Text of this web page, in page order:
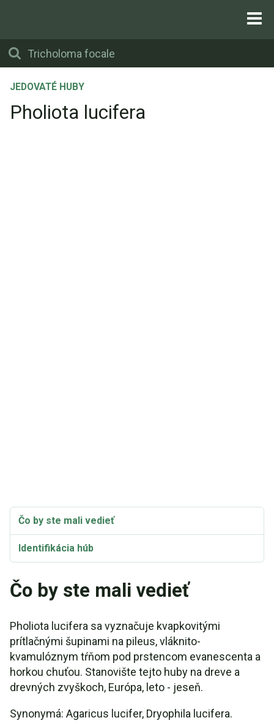
JEDOVATÉ HUBY
Pholiota lucifera
Čo by ste mali vedieť
Identifikácia húb
Čo by ste mali vedieť
Pholiota lucifera sa vyznačuje kvapkovitými
prítlačnými šupinami na pileus, vláknito-
kvamulóznym tŕňom pod prstencom evanescenta a
horkou chuťou. Stanovište tejto huby na dreve a
drevných zvyškoch, Európa, leto - jeseň.
Synonymá: Agaricus lucifer, Dryophila lucifera.